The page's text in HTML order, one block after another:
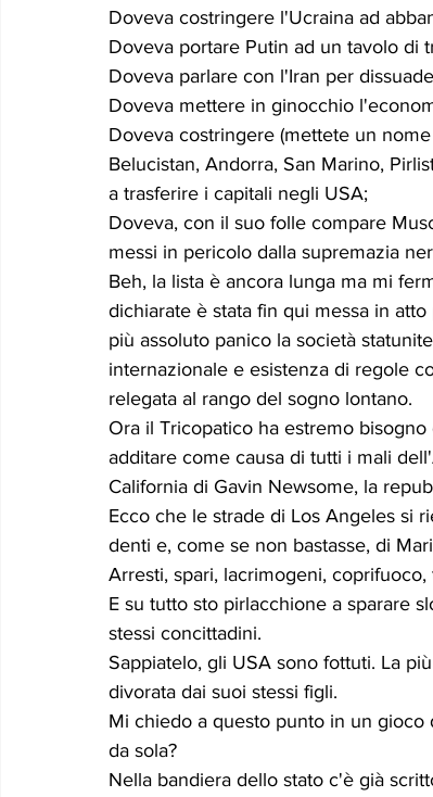
Doveva costringere l'Ucraina ad
Doveva portare Putin ad un tavolo di
Doveva parlare con l'Iran per
Doveva mettere in ginocchio
Doveva costringere (mettete un
Belucistan, Andorra, San Marino,
a trasferire i capitali negli USA;
Doveva, con il suo folle compare
messi in pericolo dalla supremazia
Beh, la lista è ancora lunga ma mi
dichiarate è stata fin qui messa in
più assoluto panico la società
internazionale e esistenza di regole
relegata al rango del sogno lontano.
Ora il Tricopatico ha estremo
additare come causa di tutti i mali
California di Gavin Newsome, la
Ecco che le strade di Los Angeles si
denti e, come se non bastasse, di
Arresti, spari, lacrimogeni,
E su tutto sto pirlacchione a sparare
stessi concittadini.
Sappiatelo, gli USA sono fottuti. La
divorata dai suoi stessi figli.
Mi chiedo a questo punto in un gioco
da sola?
Nella bandiera dello stato c'è già